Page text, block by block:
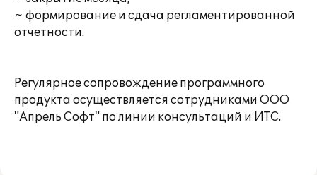
~ формирование и сдача регламентированной
отчетности.
Регулярное сопровождение программного
продукта осуществляется сотрудниками ООО
"Апрель Софт" по линии консультаций и ИТС.